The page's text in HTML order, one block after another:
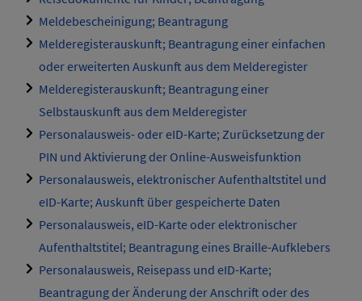
Meldebescheinigung; Beantragung
Melderegisterauskunft; Beantragung einer einfachen
oder erweiterten Auskunft aus dem Melderegister
Melderegisterauskunft; Beantragung einer
Selbstauskunft aus dem Melderegister
Personalausweis- oder eID-Karte; Zurücksetzung der
PIN und Aktivierung der Online-Ausweisfunktion
Personalausweis, elektronischer Aufenthaltstitel und
eID-Karte; Auskunft über gespeicherte Daten
Personalausweis, eID-Karte oder elektronischer
Aufenthaltstitel; Beantragung eines Braille-Aufklebers
Personalausweis, Reisepass und eID-Karte;
Beantragung der Änderung der Anschrift oder des